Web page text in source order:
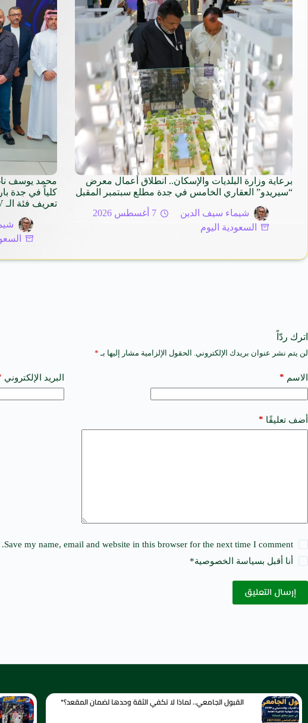
برعاية وزارة البلديات والإسكان.. انطلاق أعمال معرض
“سيريدو” العقاري الخامس في جدة مطلع سبتمبر المقبل
شيماء سيف الدين
7 أغسطس 2026
السعودية اليوم
محمد يوسف
كلياً في جدة
تعريف فئة الـ SUV المدمجة
اترك ردّاً
لن يتم نشر عنوان بريدك الإلكتروني. الحقول الإلزامية مشار إليها بـ *
الاسم * البريد الإلكتروني
أضف تعليقًا *
Save my name, email and website in this browser for the next time I comment.
أنا أقبل بسياسة الخصوصية*
إرسال التعليق
A
t
e
a
t
القبول الجامعي.. لماذا لا تكفي الثقة وحدها لضمان المقعد؟*